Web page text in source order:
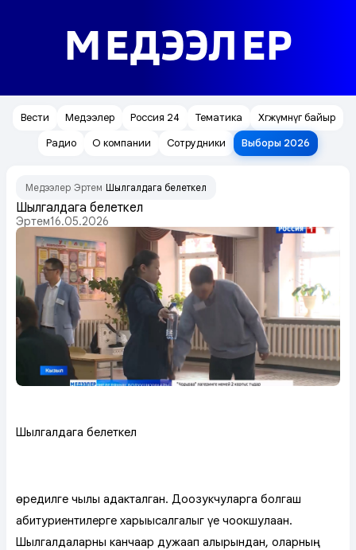
МЕДЭЭЛЕР
Вести Медээлер Россия 24 Тематика
Хөгжүмнүг байыр
Радио
О компании Сотрудники Выборы 2026
Медээлер Эртем Шылгалдага белеткел
Шылгалдага белеткел
Эртем16.05.2026
Шылгалдага белеткел
Өөредилге чылы адакталган. Доозукчуларга болгаш
абитуриентилерге харыысалгалыг үе чоокшулаан.
Шылгалдаларны канчаар дужаап алырындан, оларның